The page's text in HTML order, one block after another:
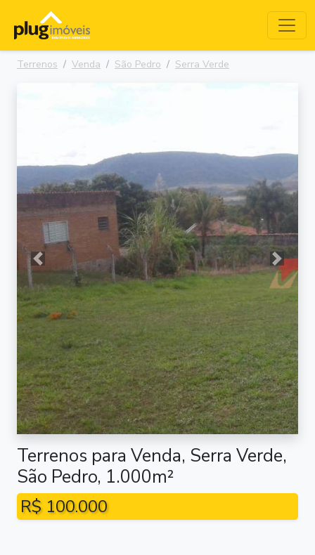
Terrenos Venda São Pedro Serra Verde
Anterior Próxima
Terrenos para Venda, Serra Verde,
São Pedro, 1.000m²
R$ 100.000